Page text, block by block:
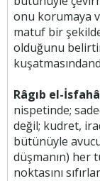
onu korumaya
matuf bir
olduğunu
Râgıb el-
nispetinde;
değil; kudret,
bütünüyle
düşmanın) her
noktasını